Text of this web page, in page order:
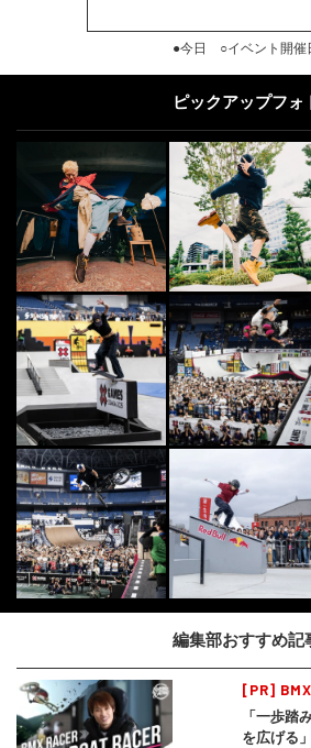
●今日 ○イベント開催
ピックアップフォ
編集部おすすめ記
[PR] BMX
「一歩踏
を広げる